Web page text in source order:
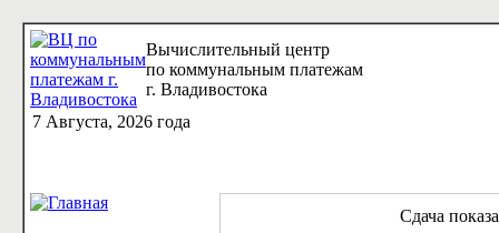
Вычислительный центр
по коммунальным платежам
г. Владивостока
7 Августа, 2026 года
Сдача